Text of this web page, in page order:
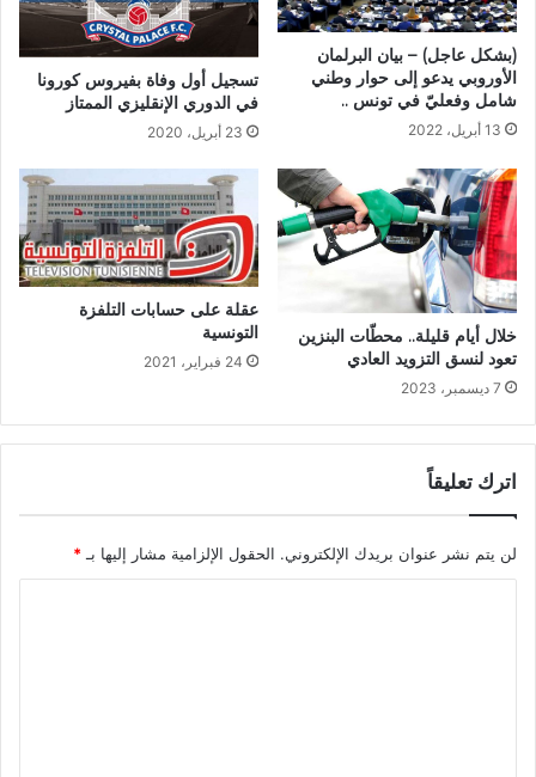
(بشكل عاجل) – بيان البرلمان
الأوروبي يدعو إلى حوار وطني
شامل وفعليّ في تونس ..
13 أبريل، 2022
تسجيل أول وفاة بفيروس كورونا
في الدوري الإنقليزي الممتاز
23 أبريل، 2020
خلال أيام قليلة.. محطّات البنزين
تعود لنسق التزويد العادي
7 ديسمبر، 2023
عقلة على حسابات التلفزة
التونسية
24 فبراير، 2021
اترك تعليقاً
لن يتم نشر عنوان بريدك الإلكتروني. الحقول الإلزامية مشار إليها بـ*